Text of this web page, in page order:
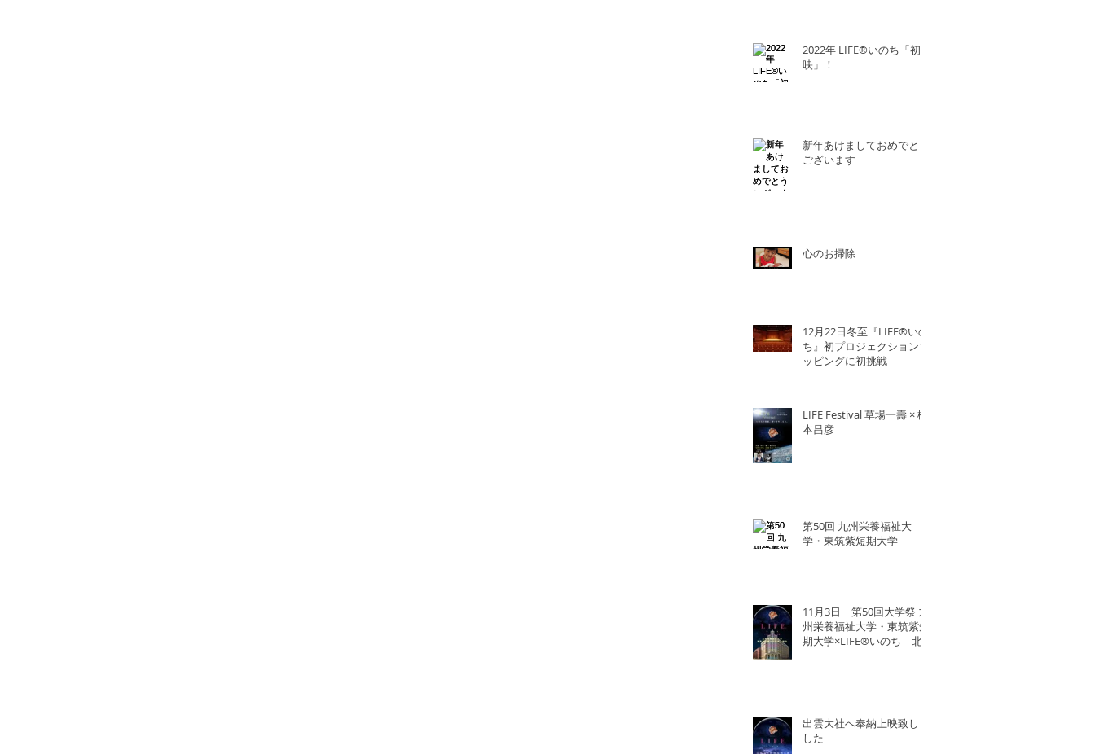
2022年 LIFE®︎いのち「初上
映」！
新年あけましておめでとう
ございます
心のお掃除
12月22日冬至『LIFE®︎いの
ち』初プロジェクションマ
ッピングに初挑戦
LIFE Festival 草場一壽 × 橋
本昌彦
第50回 九州栄養福祉大
学・東筑紫短期大学
11月3日 第50回大学祭 九
州栄養福祉大学・東筑紫短
期大学×LIFE®︎いのち 北
出雲大社へ奉納上映致しま
した